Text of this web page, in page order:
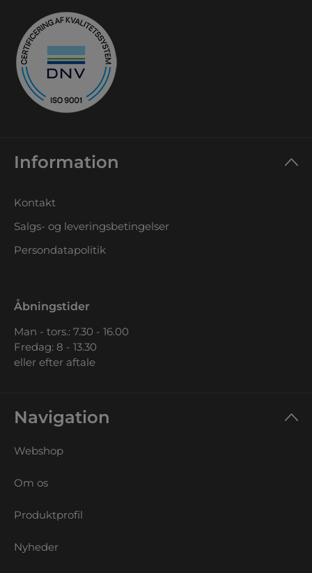
Information
Kontakt
Salgs- og leveringsbetingelser
Persondatapolitik
Åbningstider
Man - tors.: 7.30 - 16.00
Fredag: 8 - 13.30
eller efter aftale
Navigation
Webshop
Om os
Produktprofil
Nyheder